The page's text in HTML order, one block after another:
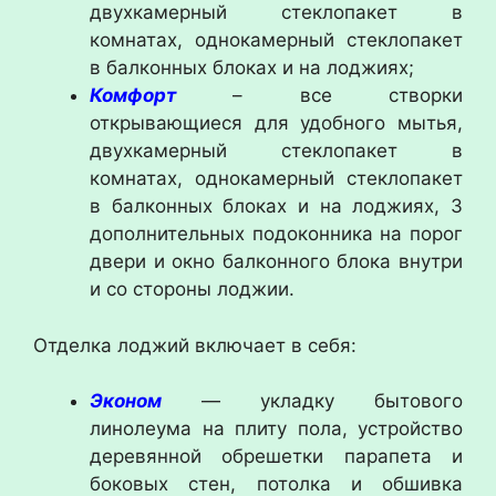
двухкамерный стеклопакет в
комнатах, однокамерный стеклопакет
в балконных блоках и на лоджиях;
Комфорт– все створки
открывающиеся для удобного мытья,
двухкамерный стеклопакет в
комнатах, однокамерный стеклопакет
в балконных блоках и на лоджиях, 3
дополнительных подоконника на порог
двери и окно балконного блока внутри
и со стороны лоджии.
Отделка лоджий включает в себя:
Эконом — укладку бытового
линолеума на плиту пола, устройство
деревянной обрешетки парапета и
боковых стен, потолка и обшивка